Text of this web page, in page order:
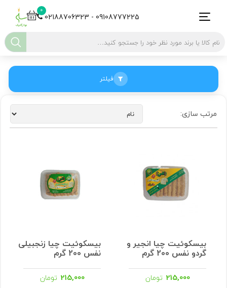
0
02188706323 - 09108777225
فیلتر
مرتب سازی:
بیسکوئیت چیا انجیر و
گردو نفس 200 گرم
215,000 تومان
بیسکوئیت چیا زنجبیلی
نفس 200 گرم
215,000 تومان